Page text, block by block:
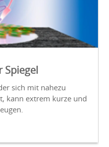
Spiegel
sich mit nahezu
kann extrem kurze und